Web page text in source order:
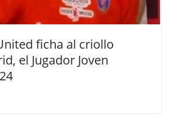
ficha al criollo
el Jugador Joven